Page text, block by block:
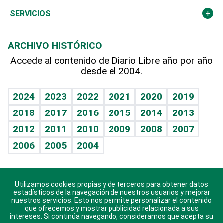
Resto del mundo
Economía personal
Podcast Arte Libre
Hablando con el pediatra
Vida y familia
Eñe
Celebrando la vida
Sin complejos
En pocas palabras
Escuchando al corazón
Economía Personal
Más deportes
Línea de hit
TBT Deportivo
Noticiero Poteleche
Lecturas
Cambio climático
Opinión
Hecho en casa
Guía del dinero
SERVICIOS
Cumpleaños
Horóscopos
Juegos
ARCHIVO HISTÓRICO
Accede al contenido de Diario Libre año por año
desde el 2004.
2024 2023 2022 2021 2020
2019
2018
2017 2016 2015 2014
2013
2012
2011 2010 2009 2008
2007
2006
2005 2004
Descarga nuestras aplicaciones para Android, iOS y
sistema Huawei.
Utilizamos cookies propias y de terceros para obtener datos
estadísticos de la navegación de nuestros usuarios y mejorar
nuestros servicios. Esto nos permite personalizar el contenido
que ofrecemos y mostrar publicidad relacionada a sus
intereses. Si continúa navegando, consideramos que acepta su